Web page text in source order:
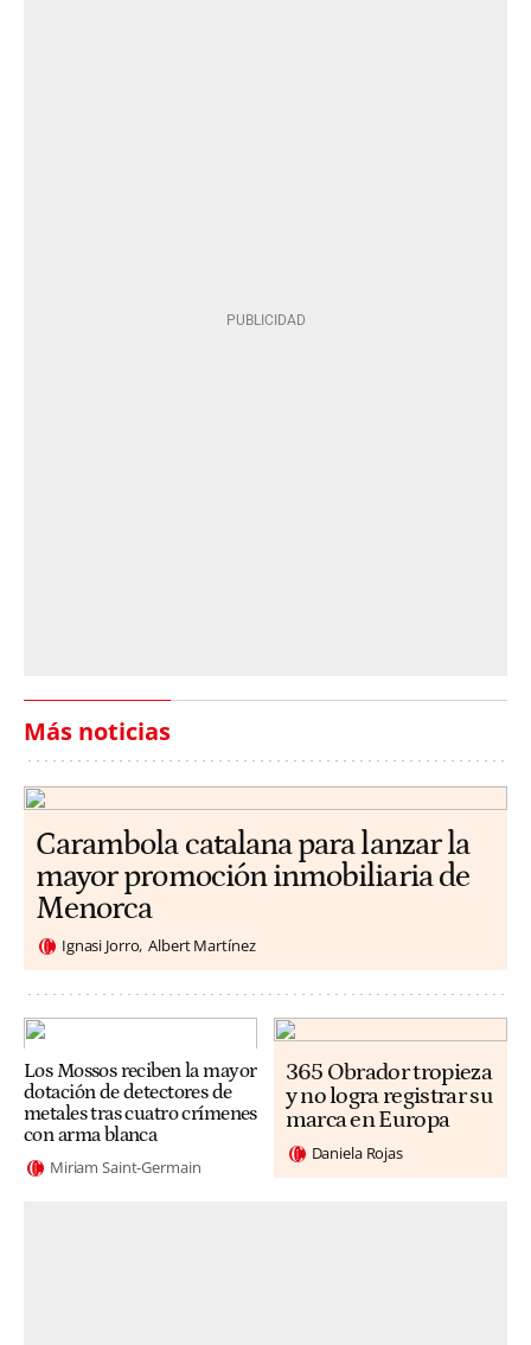
Más noticias
Carambola catalana para lanzar la
mayor promoción inmobiliaria de
Menorca
Ignasi Jorro Albert Martínez
Los Mossos reciben la mayor
dotación de detectores de
metales tras cuatro crímenes
con arma blanca
Miriam Saint-Germain
365 Obrador tropieza
y no logra registrar su
marca en Europa
Daniela Rojas